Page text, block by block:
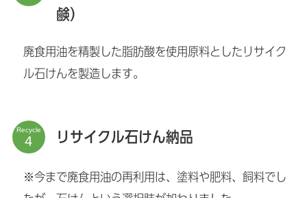
鹸）
廃食用油を精製した脂肪酸を使用原料としたリサイク
ル石けんを製造します。
Recycle リサイクル石けん納品
※今まで廃食用油の再利用は、塗料や肥料、飼料でし